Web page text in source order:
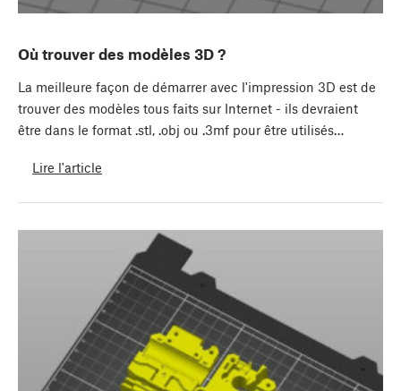
Où trouver des modèles 3D ?
La meilleure façon de démarrer avec l'impression 3D est de
trouver des modèles tous faits sur Internet - ils devraient
être dans le format .stl, .obj ou .3mf pour être utilisés…
Lire l'article